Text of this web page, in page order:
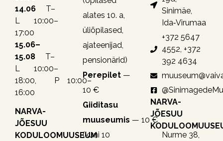
14.06 T–
L 10:00–
17:00
15.06–
15.08 T–
L 10:00–
18:00, P 10:00–
16:00
NARVA-
JÕESUU
KODULOOMUUSEUM
alates 10. a,
üliõpilased,
ajateenijad,
pensionärid)
Perepilet —
10 €
Giiditasu
muuseumis — 10 €
(kuni 10
Sinimäe,
Ida‑Virumaa
+372 5647
4552, +372
392 4634
NARVA-
JÕESUU
Nurme 38,